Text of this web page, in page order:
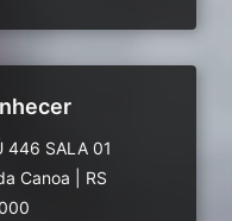
446 SALA 01
Canoa
RS